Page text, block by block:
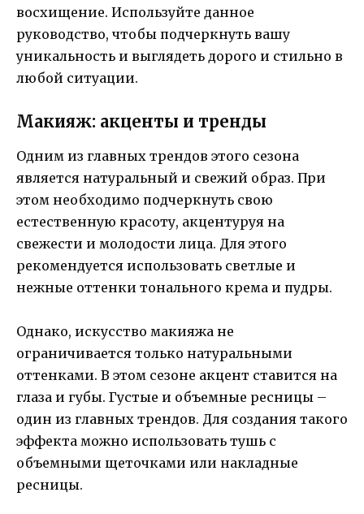
восхищение. Используйте данное
руководство, чтобы подчеркнуть вашу
уникальность и выглядеть дорого и стильно в
любой ситуации.
Макияж: акценты и тренды
Одним из главных трендов этого сезона
является натуральный и свежий образ. При
этом необходимо подчеркнуть свою
естественную красоту, акцентуруя на
свежести и молодости лица. Для этого
рекомендуется использовать светлые и
нежные оттенки тонального крема и пудры.
Однако, искусство макияжа не
ограничивается только натуральными
оттенками. В этом сезоне акцент ставится на
глаза и губы. Густые и объемные ресницы –
один из главных трендов. Для создания такого
эффекта можно использовать тушь с
объемными щеточками или накладные
ресницы.